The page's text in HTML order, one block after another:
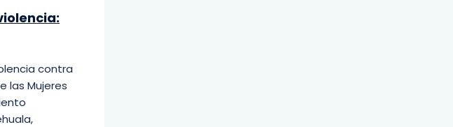
contra
las Mujeres